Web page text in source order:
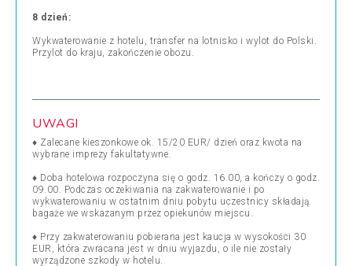
8 dzień:
Wykwaterowanie z hotelu, transfer na lotnisko i wylot do Polski.
Przylot do kraju, zakończenie obozu.
UWAGI
♦ Zalecane kieszonkowe ok. 15/20 EUR/ dzień oraz kwota na
wybrane imprezy fakultatywne.
♦ Doba hotelowa rozpoczyna się o godz. 16.00, a kończy o godz.
09.00. Podczas oczekiwania na zakwaterowanie i po
wykwaterowaniu w ostatnim dniu pobytu uczestnicy składają
bagaże we wskazanym przez opiekunów miejscu.
♦ Przy zakwaterowaniu pobierana jest kaucja w wysokości 30
EUR, która zwracana jest w dniu wyjazdu, o ile nie zostały
wyrządzone szkody w hotelu.